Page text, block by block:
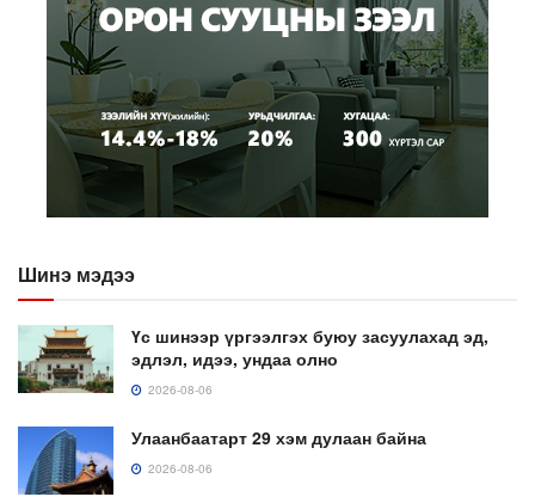
Шинэ мэдээ
Үс шинээр үргээлгэх буюу засуулахад эд,
эдлэл, идээ, ундаа олно
2026-08-06
Улаанбаатарт 29 хэм дулаан байна
2026-08-06